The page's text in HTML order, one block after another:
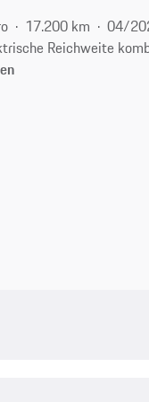
17.200 km 04/
Reichweite